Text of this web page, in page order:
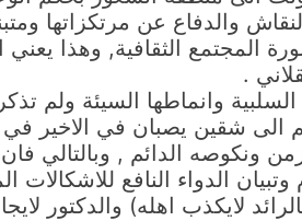
والدفاع عن مرتكزاتها
المجتمع الثقافية, وهذا يعني
.
وانماطها السيئة ولم
الى شقين يصبان في الاخير
ونكوصه الدائم , وبالتالي
الدواء النافع للاشكالات
لايكذب اهله) والدكتور